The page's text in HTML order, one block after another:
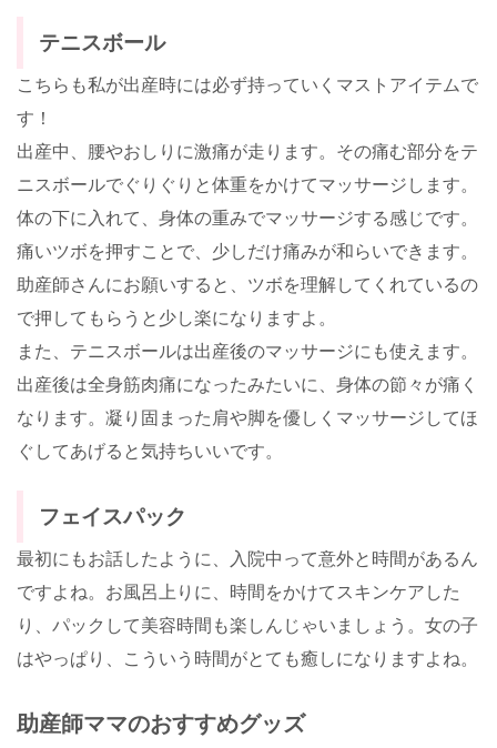
テニスボール
こちらも私が出産時には必ず持っていくマストアイテムで
す！
出産中、腰やおしりに激痛が走ります。その痛む部分をテ
ニスボールでぐりぐりと体重をかけてマッサージします。
体の下に入れて、身体の重みでマッサージする感じです。
痛いツボを押すことで、少しだけ痛みが和らいできます。
助産師さんにお願いすると、ツボを理解してくれているの
で押してもらうと少し楽になりますよ。
また、テニスボールは出産後のマッサージにも使えます。
出産後は全身筋肉痛になったみたいに、身体の節々が痛く
なります。凝り固まった肩や脚を優しくマッサージしてほ
ぐしてあげると気持ちいいです。
フェイスパック
最初にもお話したように、入院中って意外と時間があるん
ですよね。お風呂上りに、時間をかけてスキンケアした
り、パックして美容時間も楽しんじゃいましょう。女の子
はやっぱり、こういう時間がとても癒しになりますよね。
助産師ママのおすすめグッズ